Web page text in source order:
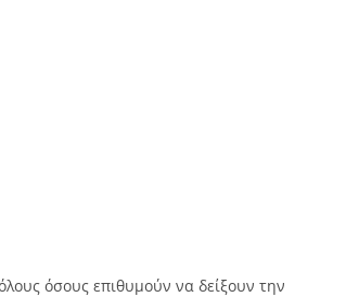
όσους επιθυμούν να δείξουν την